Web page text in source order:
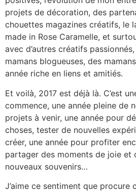
projets de décoration, des
chouettes magazines créatifs, le
made in Rose Caramelle, et
avec d’autres créatifs
mamans blogueuses, des
année riche en liens et amitiés.
Et voilà, 2017 est déjà là. C’est
commence, une année pleine de
projets à venir, une année pour
choses, tester de nouvelles
créer, une année pour profiter
partager des moments de joie
nouveaux souvenirs…
J’aime ce sentiment que procure